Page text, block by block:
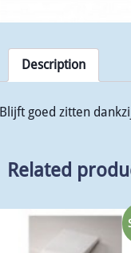
Description
Blijft goed zitten
Related